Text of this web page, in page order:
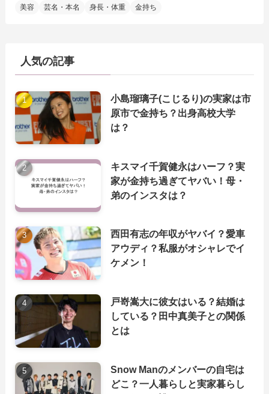
美容
芸名・本名 身長・体重 金持ち
人気の記事
小島瑠璃子(こじるり)の実家は市
原市で金持ち？出身高校大学
は？
キスマイ千賀健永はハーフ？実
家が金持ち過ぎてヤバい！母・
弟のインスタは？
西田有志の年収がヤバイ？愛車
アウディ？私服がオシャレでイ
ケメン！
戸嵜嵩大に彼女はいる？結婚は
している？田中真美子との関係
とは
Snow Manのメンバーの自宅は
どこ？一人暮らしと実家暮らし